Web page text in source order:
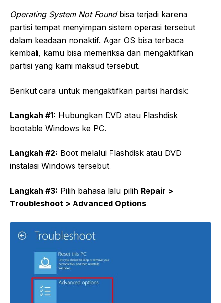
Operating System Not Foundbisa terjadi karena
partisi tempat menyimpan sistem operasi tersebut
dalam keadaan nonaktif. Agar OS bisa terbaca
kembali, kamu bisa memeriksa dan mengaktifkan
partisi yang kami maksud tersebut.
Berikut cara untuk mengaktifkan partisi hardisk:
Langkah #1: Hubungkan DVD atau Flashdisk
bootable Windows ke PC.
Langkah #2: Boot melalui Flashdisk atau DVD
instalasi Windows tersebut.
Langkah #3: Pilih bahasa lalu pilih Repair >
Troubleshoot > Advanced Options.